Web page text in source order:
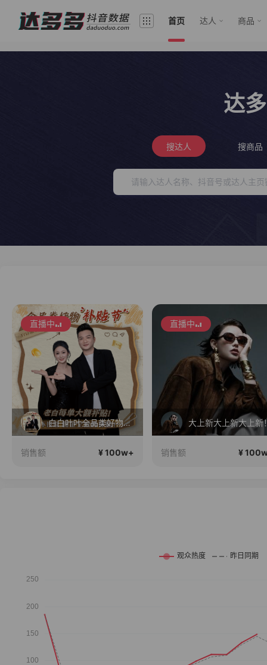
首页 达人 商品
达
搜达人 搜商品
直播中
白白叶叶全品类好物补贴节~
销售额 ¥ 100w+
直播中
大上新大上新大上新
销售额 ¥